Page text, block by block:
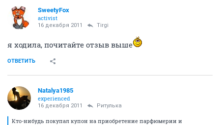
SweetyFox
activist
16 декабря 2011 Tirgi
я ходила, почитайте отзыв выше
ОТВЕТИТЬ
Natalya1985
experienced
16 декабря 2011 Ритулька
Кто-нибудь покупал купон на приобретение парфюмерии и